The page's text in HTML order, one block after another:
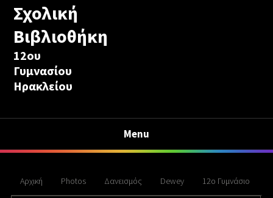
Σχολική
Βιβλιοθήκη
12ου
Γυμνασίου
Ηρακλείου
Menu
Αρχική Photos Δανεισμός Dewey 12ο Γυμνάσιο